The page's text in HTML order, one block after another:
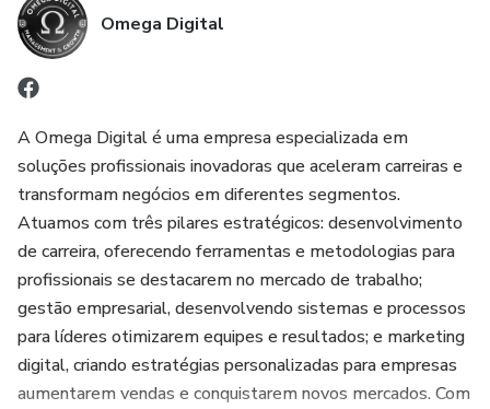
Omega Digital
A Omega Digital é uma empresa especializada em
soluções profissionais inovadoras que aceleram carreiras e
transformam negócios em diferentes segmentos.
Atuamos com três pilares estratégicos: desenvolvimento
de carreira, oferecendo ferramentas e metodologias para
profissionais se destacarem no mercado de trabalho;
gestão empresarial, desenvolvendo sistemas e processos
para líderes otimizarem equipes e resultados; e marketing
digital, criando estratégias personalizadas para empresas
aumentarem vendas e conquistarem novos mercados. Com